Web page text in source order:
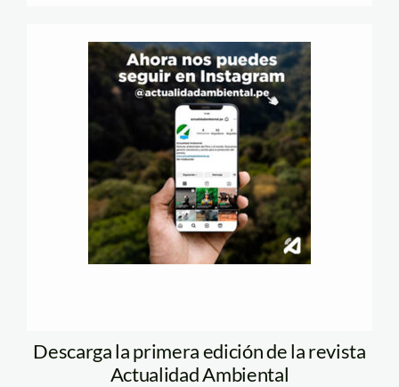
Descarga la primera edición de la revista
Actualidad Ambiental